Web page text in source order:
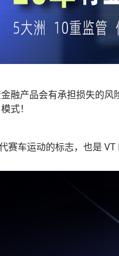
融产品会有承担损失的
式！
赛车运动的标志，也是